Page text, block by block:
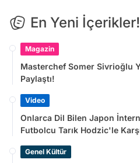
En Yeni İçerikler!
Magazin
Masterchef Somer Sivrioğlu
Paylaştı!
Video
Onlarca Dil Bilen Japon
Futbolcu Tarık Hodzic'le
Genel Kültür